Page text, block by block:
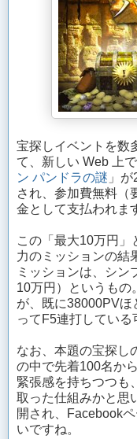
宝探しイベントを数
て、新しい Web 上
ン パンドラの謎 」
され、参加費無料（
金として支払われま
この「最大10万円」
力のミッションの結
ミッションは、シン
10万円）というもの
が、既に38000PVほ
ってF5連打している
なお、本題の宝探し
の中で先着100名か
緊張感を持ちつつも
取った仕組みかと思
開され、Facebook
いですね。